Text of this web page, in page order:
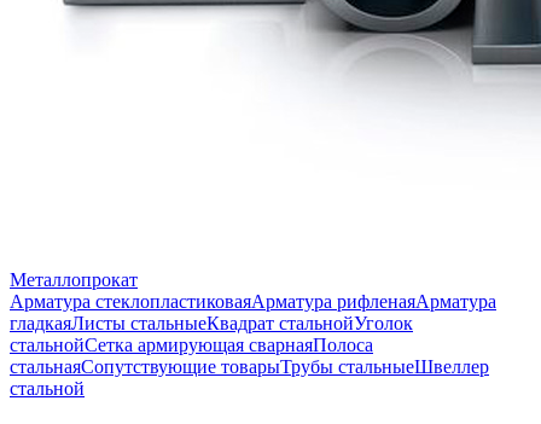
Металлопрокат
Арматура стеклопластиковаяАрматура рифленаяАрматура
гладкаяЛисты стальныеКвадрат стальнойУголок
стальнойСетка армирующая сварнаяПолоса
стальнаяСопутствующие товарыТрубы стальныеШвеллер
стальной